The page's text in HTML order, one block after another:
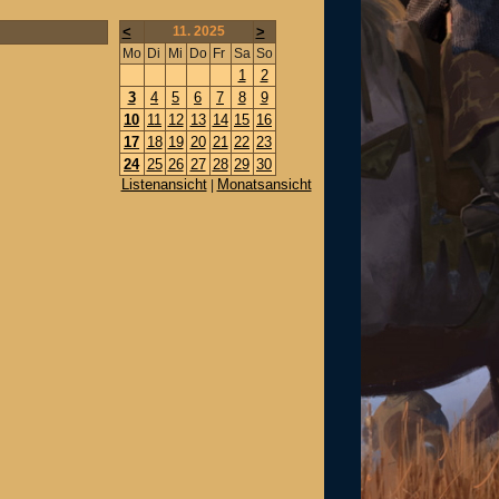
< 11. 2025 >
Mo Di Mi Do Fr Sa So
1
2
3
4 5 6 7 8
9
10 11 12 13 14 15 16
17 18 19 20 21 22 23
24 25 26 27 28 29 30
Listenansicht| Monatsansicht